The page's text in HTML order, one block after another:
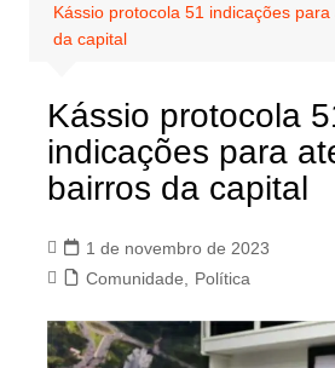
Kássio protocola 51 indicações
da capital
Kássio protocola
indicações para
bairros da capital
1 de novembro de 2023
Comunidade
Política